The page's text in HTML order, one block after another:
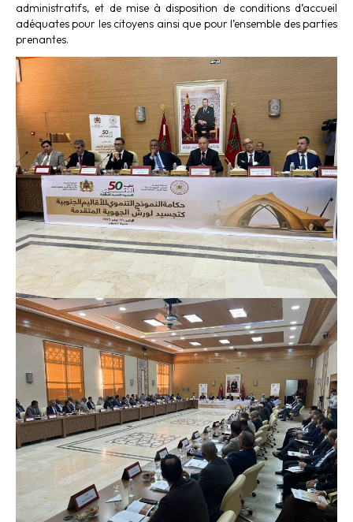
administratifs, et de mise à disposition de conditions d’accueil
adéquates pour les citoyens ainsi que pour l’ensemble des parties
prenantes.